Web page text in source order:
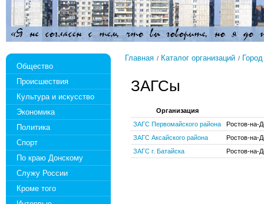
Общество
Происшествия
Культура и искусство
Экономика
Политика
Спорт
По краю Донскому
Служу России
Кроме того
Главная Каталог организаций Город
ЗАГСы
Организация
ЗАГС Первомайского района
Ростов-на-
ЗАГС Аксайского района
Ростов-на-
ЗАГС г. Батайска
Ростов-на-